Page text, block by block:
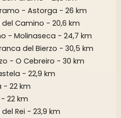
- Astorga - 26 km
Camino - 20,6 km
- Molinaseca - 24,7 km
del Bierzo - 30,5 km
- O Cebreiro - 30 km
- 22,9 km
- 22 km
22 km
Rei - 23,9 km